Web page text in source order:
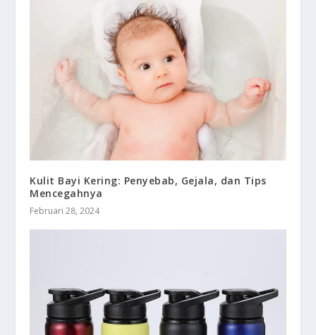
Kulit Bayi Kering: Penyebab, Gejala, dan Tips
Mencegahnya
Februari 28, 2024